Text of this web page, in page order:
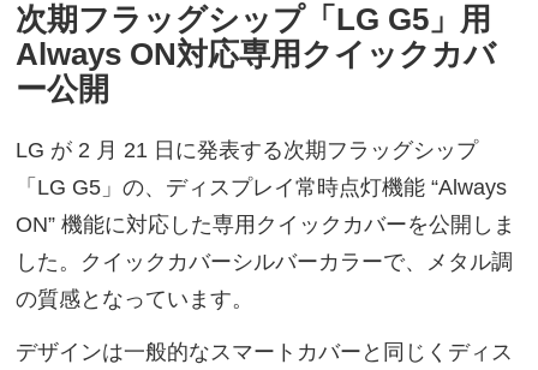
次期フラッグシップ「LG G5」用
Always ON対応専用クイックカバ
ー公開
LG が 2 月 21 日に発表する次期フラッグシップ
「LG G5」の、ディスプレイ常時点灯機能 “Always
ON” 機能に対応した専用クイックカバーを公開しま
した。クイックカバーシルバーカラーで、メタル調
の質感となっています。
デザインは一般的なスマートカバーと同じくディス